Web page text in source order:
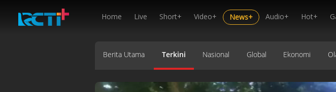
Home Live Short+ Video+ News+ Audio+ Hot+
Berita Utama Terkini Nasional Global Ekonomi